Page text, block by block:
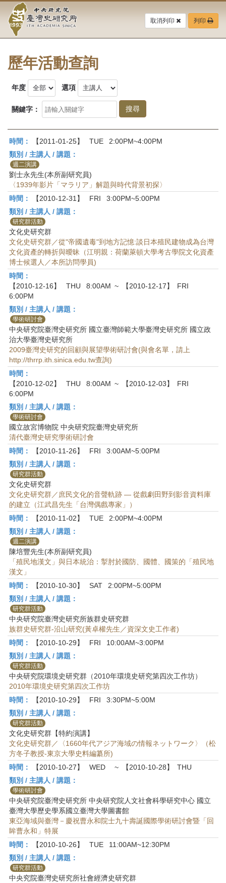
要
中
央
研
究
院-
臺
灣
史
研
究
所-
首
頁
取消列印 列印
歷年活動查詢
年度 選項
關鍵字：
時間： 【2011-01-25】 TUE
2:00PM~4:00PM
類別 / 主講人 / 講題：
週二演講
劉士永先生(本所副研究員)
〈1939年影片「マラリア」解題與時代背景初探〉
時間：
【2010-12-31】 FRI
3:00PM~5:00PM
類別 / 主講人 / 講題：
研究群活動
文化史研究群
文化史研究群／從"帝國遺毒"到地方記憶:談日本殖民建物成為台灣
文化資產的轉折與曖昧（江明親：荷蘭萊頓大學考古學院文化資產
博士候選人／本所訪問學員)
時間：
【2010-12-16】
THU 8:00AM ~ 【2010-12-17】
FRI
6:00PM
類別 / 主講人 / 講題：
學術研討會
中央研究院臺灣史研究所 國立臺灣師範大學臺灣史研究所 國立政
治大學臺灣史研究所
2009臺灣史研究的回顧與展望學術研討會(與會名單，請上
http://thrrp.ith.sinica.edu.tw查詢)
時間：
【2010-12-02】
THU 8:00AM ~ 【2010-12-03】
FRI
6:00PM
類別 / 主講人 / 講題：
學術研討會
國立故宮博物院 中央研究院臺灣史研究所
清代臺灣史研究學術研討會
時間：
【2010-11-26】 FRI
3:00AM~5:00PM
類別 / 主講人 / 講題：
研究群活動
文化史研究群
文化史研究群／庶民文化的音聲軌跡 — 從戲劇田野到影音資料庫
的建立（江武昌先生「台灣偶戲專家」）
時間：
【2010-11-02】 TUE
2:00PM~4:00PM
類別 / 主講人 / 講題：
週二演講
陳培豐先生(本所副研究員)
「殖民地漢文」與日本統治：掣肘於國防、國體、國策的「殖民地
漢文」
時間：
【2010-10-30】 SAT
2:00PM~5:00PM
類別 / 主講人 / 講題：
研究群活動
中央研究院臺灣史研究所族群史研究群
族群史研究群-沿山研究(黃卓權先生／資深文史工作者)
時間：
【2010-10-29】 FRI
10:00AM~3:00PM
類別 / 主講人 / 講題：
研究群活動
中央研究院環境史研究群（2010年環境史研究第四次工作坊）
2010年環境史研究第四次工作坊
時間：
【2010-10-29】 FRI
3:30PM~5:00M
類別 / 主講人 / 講題：
研究群活動
文化史研究群【特約演講】
文化史研究群／〈1660年代アジア海域の情報ネットワーク〉（松
方冬子教授-東京大學史料編纂所)
時間：
【2010-10-27】 WED ~ 【2010-10-28】
THU
類別 / 主講人 / 講題：
學術研討會
中央研究院臺灣史研究所 中央研究院人文社會科學研究中心 國立
臺灣大學歷史學系國立臺灣大學圖書館
東亞海域與臺灣－慶祝曹永和院士九十壽誕國際學術研討會暨「回
眸曹永和」特展
時間：
【2010-10-26】 TUE
11:00AM~12:30PM
類別 / 主講人 / 講題：
研究群活動
中央究院臺灣史研究所社會經濟史研究群